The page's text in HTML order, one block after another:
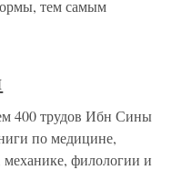
тем самым
400 трудов Ибн Сины
по медицине,
филологии и